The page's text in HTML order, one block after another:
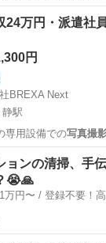
任せするのは、街中の駐車
回って、 🔸料金看板
の他 スタッフ
万円・派遣社
円
BREXA Next
駅
専用設備での写真撮
その他
ョンの清掃、手
😭🙏
日給例1万円〜 / 登